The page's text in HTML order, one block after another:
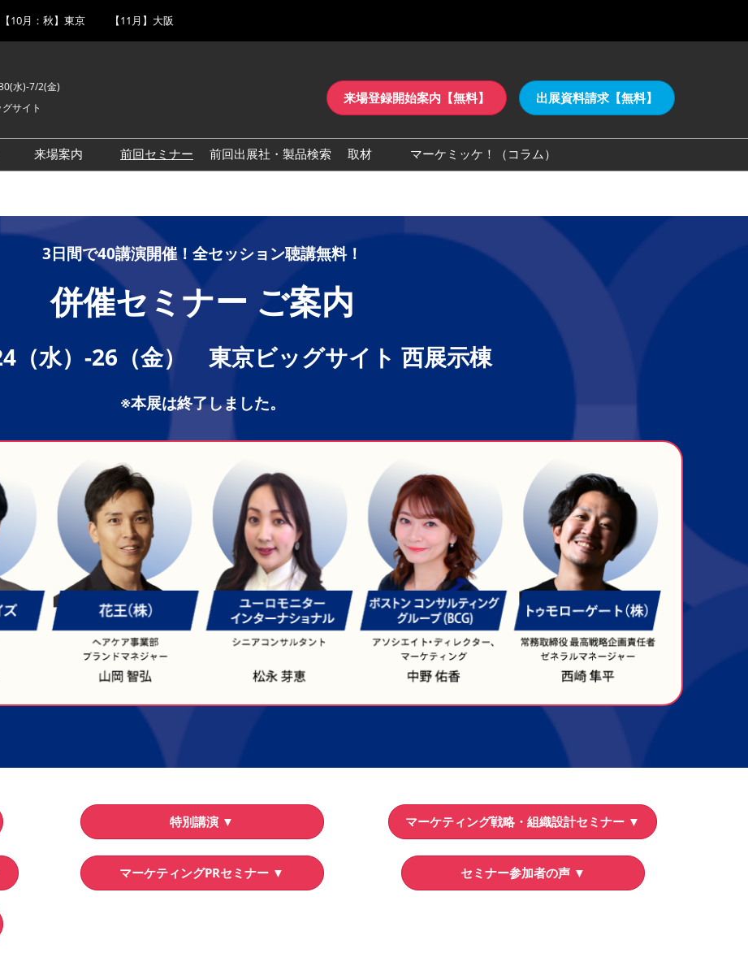
【10月：秋】東京 【11月】大阪
水)-7/2(金)
サイト
来場登録開始案内【無料】 出展資料請求【無料】
活
果を最大化するツー
紹介
来場案内
来場に関するFAQ
展示会・セミナー参加ポリ
シー
前回セミナー 前回出展社・製品検索
取材
マーケミッケ！（コラム）
3日間で40講演開催！全セッション聴講無料！
併催セミナー ご案内
（水）-26（金） 東京ビッグサイト 西展示棟
※本展は終了しました。
特別講演 ▼ マーケティング戦略・組織設計セミナー ▼
マーケティングPRセミナー ▼ セミナー参加者の声 ▼